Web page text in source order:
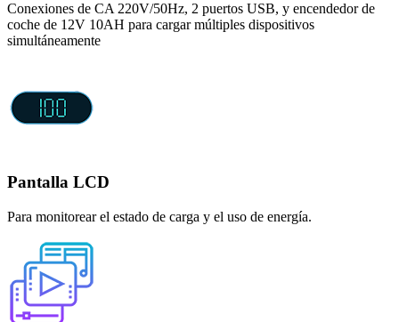
Conexiones de CA 220V/50Hz, 2 puertos USB, y encendedor de
coche de 12V 10AH para cargar múltiples dispositivos
simultáneamente
Pantalla LCD
Para monitorear el estado de carga y el uso de energía.